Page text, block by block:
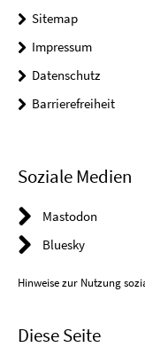
Sitemap
Impressum
Datenschutz
Barrierefreiheit
Soziale Medien
Mastodon
Bluesky
Hinweise zur Nutzung
Diese Seite